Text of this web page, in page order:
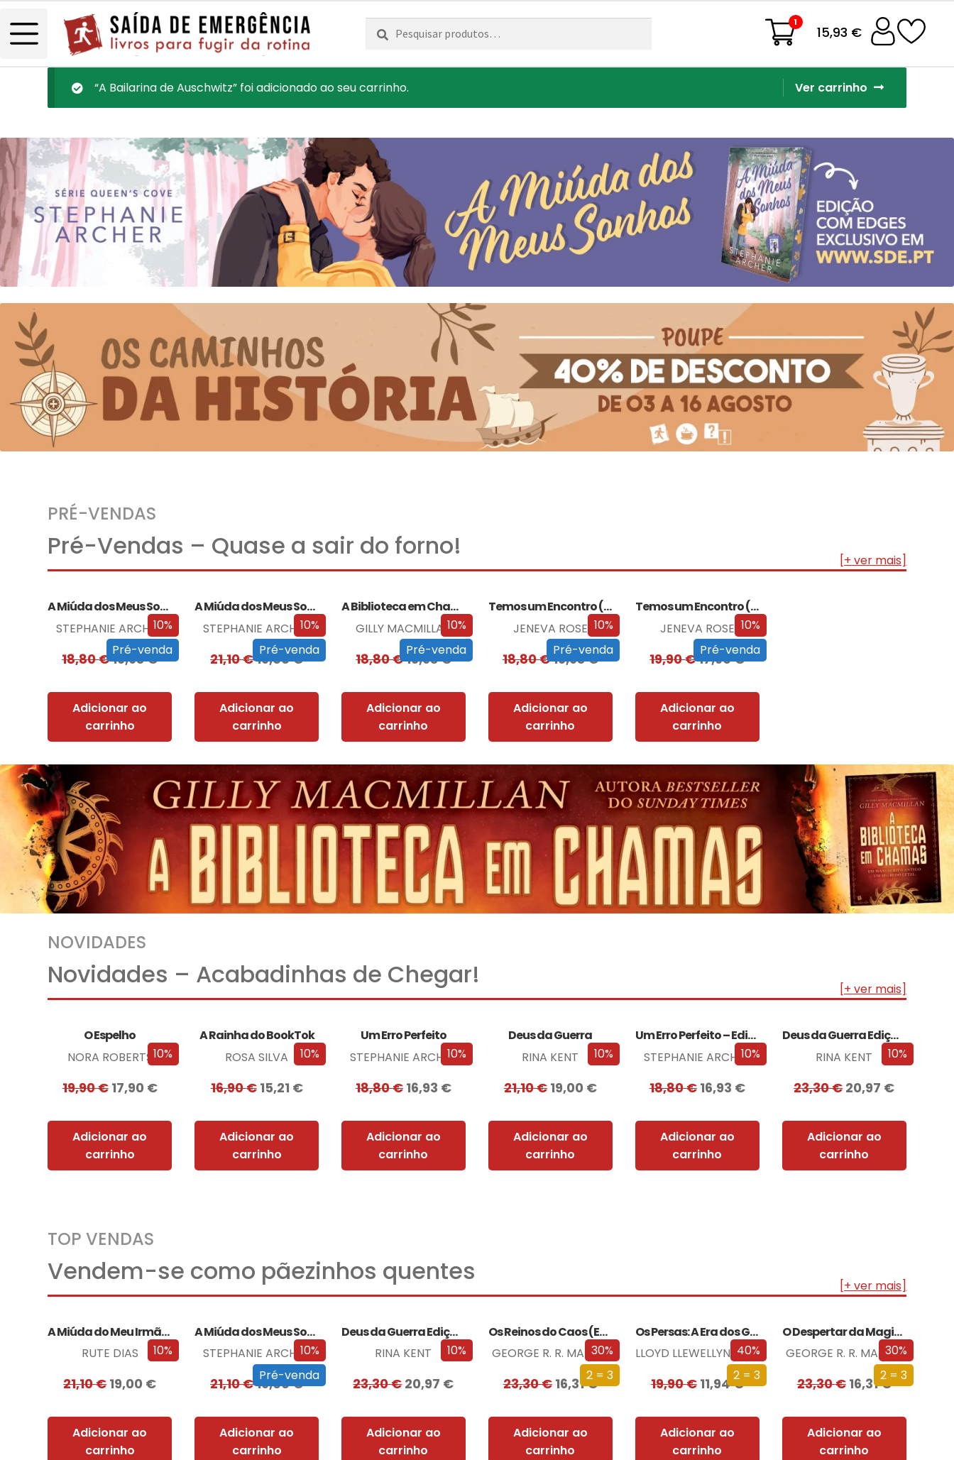
Pesquisar
por:
Pesquisa 1
15,93 €
Ver carrinho
“A Bailarina de Auschwitz” foi adicionado ao seu carrinho.
PRÉ-VENDAS
Pré-Vendas – Quase a sair do forno! [+ ver mais]
10%
Pré-venda
A Miúda dos Meus Sonhos
STEPHANIE ARCHER
18,80€16,93€
Adicionar ao
carrinho
10%
Pré-venda
A Miúda dos Meus Sonhos – Edição…
STEPHANIE ARCHER
21,10€19,00€
Adicionar ao
carrinho
10%
Pré-venda
A Biblioteca em Chamas
GILLY MACMILLAN
18,80€16,93€
Adicionar ao
carrinho
10%
Pré-venda
Temos um Encontro (Outra Vez)
JENEVA ROSE
18,80€16,93€
Adicionar ao
carrinho
10%
Pré-venda
Temos um Encontro (Outra Vez) – Edição…
JENEVA ROSE
19,90€17,90€
Adicionar ao
carrinho
NOVIDADES
Novidades – Acabadinhas de Chegar! [+ ver mais]
10%
O Espelho
NORA ROBERTS
19,90€ 17,90 €
Adicionar ao
carrinho
10%
A Rainha do BookTok
ROSA SILVA
16,90€ 15,21 €
Adicionar ao
carrinho
10%
Um Erro Perfeito
STEPHANIE ARCHER
18,80€ 16,93 €
Adicionar ao
carrinho
10%
Deus da Guerra
RINA KENT
21,10€ 19,00 €
Adicionar ao
carrinho
10%
Um Erro Perfeito – Edição com EDGES
STEPHANIE ARCHER
18,80€ 16,93 €
Adicionar ao
carrinho
10%
Deus da Guerra Edição com EDGES
RINA KENT
23,30€20,97 €
Adicionar ao
carrinho
TOP VENDAS
Vendem-se como pãezinhos quentes [+ ver mais]
10%
A Miúda do Meu Irmão – Edição…
RUTE DIAS
21,10€19,00 €
Adicionar ao
carrinho
10%
Pré-venda
A Miúda dos Meus Sonhos – Edição…
STEPHANIE ARCHER
21,10€19,00€
Adicionar ao
carrinho
10%
Deus da Guerra Edição com EDGES
RINA KENT
23,30€20,97 €
Adicionar ao
carrinho
30%
2 = 3
Os Reinos do Caos (Edição especial limitada)
GEORGE R. R. MARTIN
23,30€ 16,31€
Adicionar ao
carrinho
40%
2 = 3
Os Persas: A Era dos Grandes Reis
LLOYD LLEWELLYN-JONES
19,90€ 11,94€
Adicionar ao
carrinho
30%
2 = 3
O Despertar da Magia (Edição especial limitada)
GEORGE R. R. MARTIN
23,30€ 16,31€
Adicionar ao
carrinho